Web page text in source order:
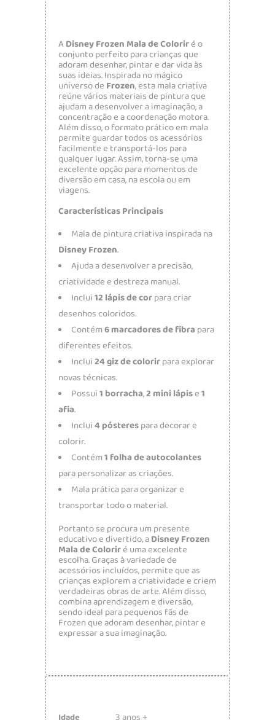
ADisney Frozen Mala de Coloriré o
conjunto perfeito para crianças que
adoram desenhar, pintar e dar vida às
suas ideias. Inspirada no mágico
universo de Frozen, esta mala criativa
reúne vários materiais de pintura que
ajudam a desenvolver a imaginação, a
concentração e a coordenação motora.
Além disso, o formato prático em mala
permite guardar todos os acessórios
facilmente e transportá-los para
qualquer lugar. Assim, torna-se uma
excelente opção para momentos de
diversão em casa, na escola ou em
viagens.
Características Principais
Mala de pintura criativa inspirada na
Disney Frozen.
Ajuda a desenvolver a precisão,
criatividade e destreza manual.
Inclui12 lápis de corpara criar
desenhos coloridos.
Contém6 marcadores de fibra para
diferentes efeitos.
Inclui24 giz de colorirpara explorar
novas técnicas.
Possui1 borracha,2 mini lápise1
afia.
Inclui4 pósterespara decorar e
colorir.
Contém1 folha de autocolantes
para personalizar as criações.
Mala prática para organizar e
transportar todo o material.
Portanto se procura um presente
educativo e divertido, aDisney Frozen
Mala de Coloriré uma excelente
escolha. Graças à variedade de
acessórios incluídos, permite que as
crianças explorem a criatividade e criem
verdadeiras obras de arte. Além disso,
combina aprendizagem e diversão,
sendo ideal para pequenos fãs de
Frozen que adoram desenhar, pintar e
expressar a sua imaginação.